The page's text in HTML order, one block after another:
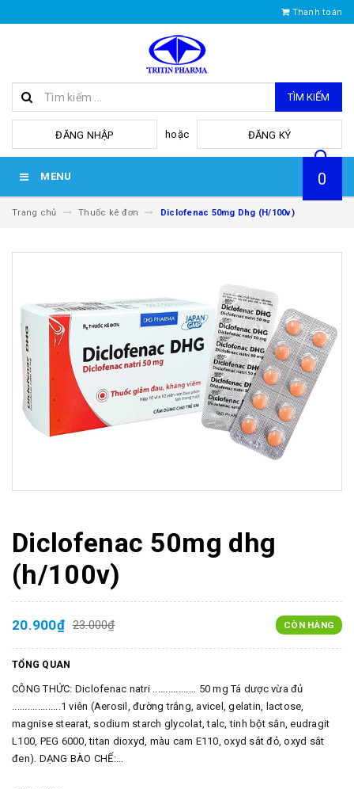
Thanh toán
TÌM KIẾM
ĐĂNG NHẬP hoặc ĐĂNG KÝ
MENU 0
Trang chủ Thuốc kê đơn Diclofenac 50mg Dhg (H/100v)
Diclofenac 50mg dhg
(h/100v)
20.900₫ 23.000₫ CÒN HÀNG
TỔNG QUAN
CÔNG THỨC: Diclofenac natri ................. 50 mg Tá dược vừa đủ
...................1 viên (Aerosil, đường trắng, avicel, gelatin, lactose,
magnise stearat, sodium starch glycolat, talc, tinh bột sắn, eudragit
L100, PEG 6000, titan dioxyd, màu cam E110, oxyd sắt đỏ, oxyd sắt
đen). DẠNG BÀO CHẾ:...